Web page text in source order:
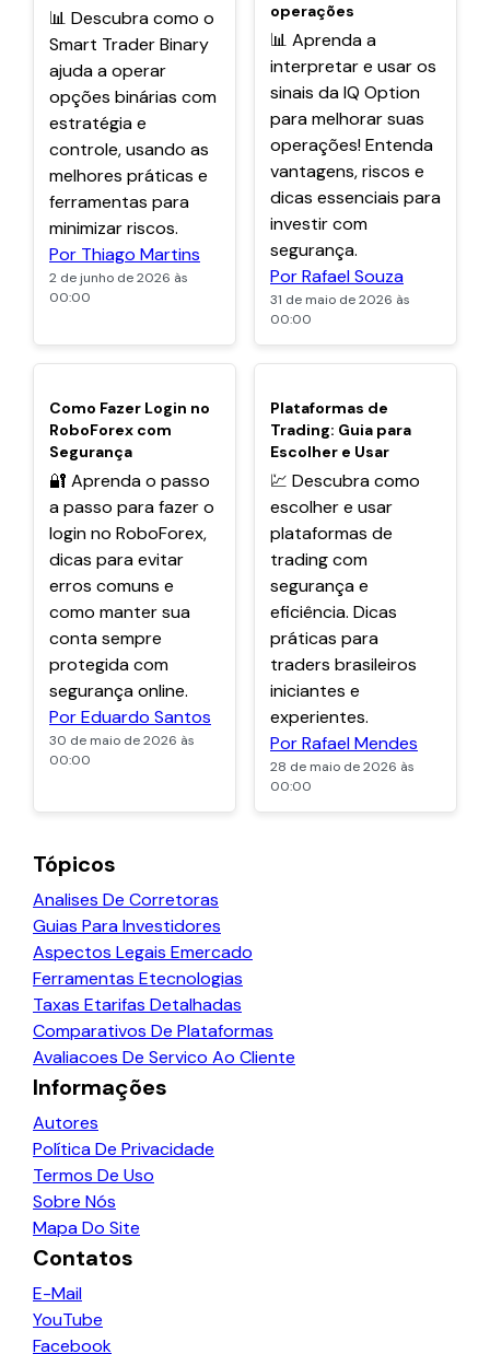
📊 Descubra como o
Smart Trader Binary
ajuda a operar
opções binárias com
estratégia e
controle, usando as
melhores práticas e
ferramentas para
minimizar riscos.
Por Thiago Martins
2 de junho de 2026 às
00:00
operações
📊 Aprenda a
interpretar e usar os
sinais da IQ Option
para melhorar suas
operações! Entenda
vantagens, riscos e
dicas essenciais para
investir com
segurança.
Por Rafael Souza
31 de maio de 2026 às
00:00
POPULARES
Como Fazer Login no
RoboForex com
Segurança
🔐 Aprenda o passo
a passo para fazer o
login no RoboForex,
dicas para evitar
erros comuns e
como manter sua
conta sempre
protegida com
segurança online.
Por Eduardo Santos
30 de maio de 2026 às
00:00
POPULARES
Plataformas de
Trading: Guia para
Escolher e Usar
💹 Descubra como
escolher e usar
plataformas de
trading com
segurança e
eficiência. Dicas
práticas para
traders brasileiros
iniciantes e
experientes.
Por Rafael Mendes
28 de maio de 2026 às
00:00
Tópicos
Analises De Corretoras
Guias Para Investidores
Aspectos Legais Emercado
Ferramentas Etecnologias
Taxas Etarifas Detalhadas
Comparativos De Plataformas
Avaliacoes De Servico Ao Cliente
Informações
Autores
Política De Privacidade
Termos De Uso
Sobre Nós
Mapa Do Site
Contatos
E-Mail
YouTube
Facebook